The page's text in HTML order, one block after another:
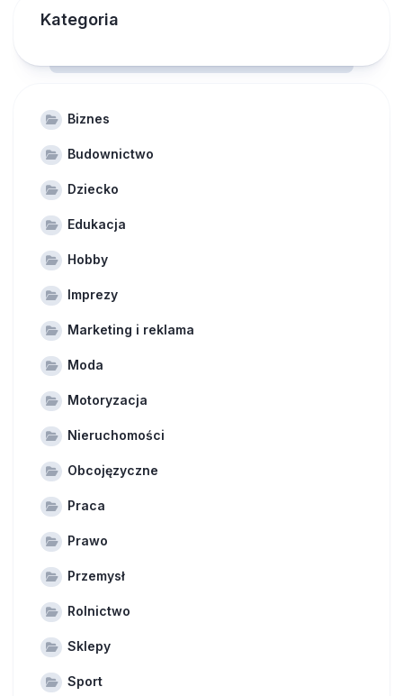
Kategoria
Biznes
Budownictwo
Dziecko
Edukacja
Hobby
Imprezy
Marketing i reklama
Moda
Motoryzacja
Nieruchomości
Obcojęzyczne
Praca
Prawo
Przemysł
Rolnictwo
Sklepy
Sport